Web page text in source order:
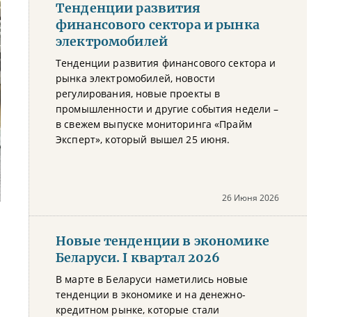
Тенденции развития
финансового сектора и рынка
электромобилей
Тенденции развития финансового сектора и
рынка электромобилей, новости
регулирования, новые проекты в
промышленности и другие события недели –
в свежем выпуске мониторинга «Прайм
Эксперт», который вышел 25 июня.
26 Июня 2026
Новые тенденции в экономике
Беларуси. I квартал 2026
В марте в Беларуси наметились новые
тенденции в экономике и на денежно-
кредитном рынке, которые стали